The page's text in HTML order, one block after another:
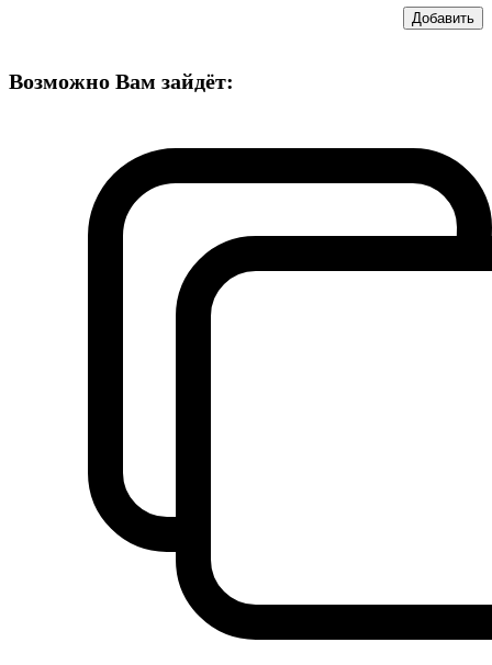
Добавить
Возможно Вам зайдёт: